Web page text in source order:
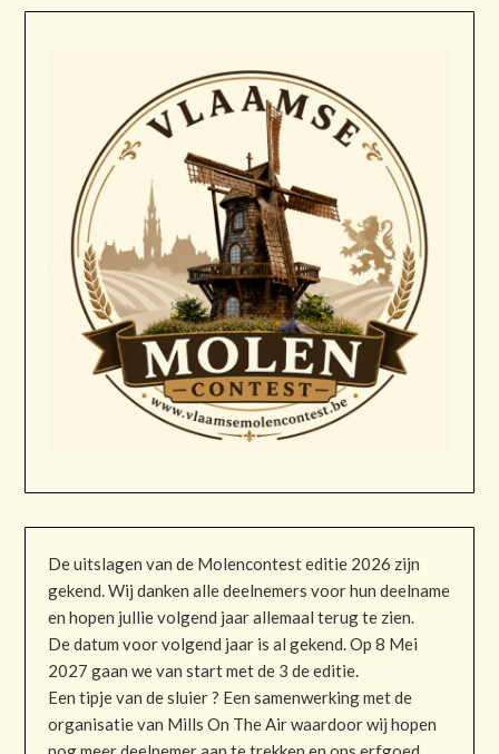
De uitslagen van de Molencontest editie 2026 zijn
gekend. Wij danken alle deelnemers voor hun deelname
en hopen jullie volgend jaar allemaal terug te zien.
De datum voor volgend jaar is al gekend. Op 8 Mei
2027 gaan we van start met de 3 de editie.
Een tipje van de sluier ? Een samenwerking met de
organisatie van Mills On The Air waardoor wij hopen